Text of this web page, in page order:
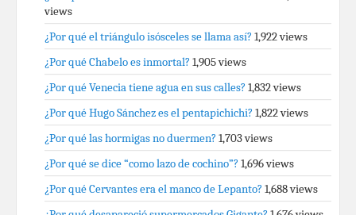
views
¿Por qué el triángulo isósceles se llama así? 1,922 views
¿Por qué Chabelo es inmortal? 1,905 views
¿Por qué Venecia tiene agua en sus calles? 1,832 views
¿Por qué Hugo Sánchez es el pentapichichi? 1,822 views
¿Por qué las hormigas no duermen? 1,703 views
¿Por qué se dice “como lazo de cochino”? 1,696 views
¿Por qué Cervantes era el manco de Lepanto? 1,688 views